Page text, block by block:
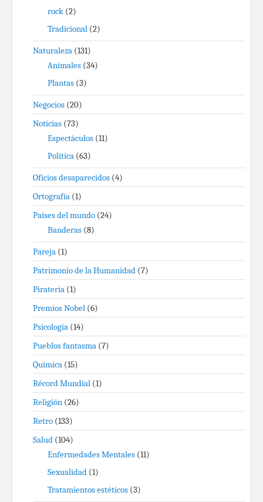
rock (2)
Tradicional (2)
Naturaleza (131)
Animales (34)
Plantas (3)
Negocios (20)
Noticias (73)
Espectáculos (11)
Política (63)
Oficios desaparecidos (4)
Ortografía (1)
Países del mundo (24)
Banderas (8)
Pareja (1)
Patrimonio de la Humanidad (7)
Piratería (1)
Premios Nobel (6)
Psicología (14)
Pueblos fantasma (7)
Química (15)
Récord Mundial (1)
Religión (26)
Retro (133)
Salud (104)
Enfermedades Mentales (11)
Sexualidad (1)
Tratamientos estéticos (3)